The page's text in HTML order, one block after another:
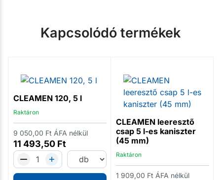
Kapcsolódó termékek
CLEAMEN 120, 5 l
Raktáron
11 493,50 Ft
9 050,00 Ft ÁFA nélkül
CLEAMEN leeresztő
csap 5 l-es kaniszter
(45 mm)
Raktáron
1 909,00 Ft ÁFA nélkül